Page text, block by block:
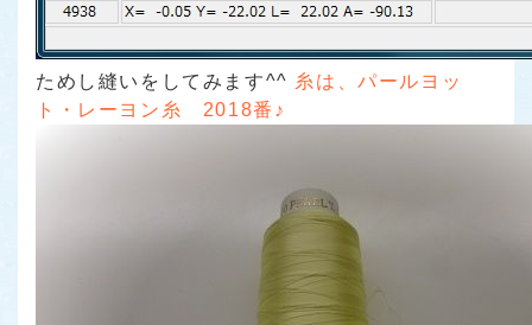
ためし縫いをしてみます^^ 糸は、パールヨッ
ト・レーヨン糸 2018番♪